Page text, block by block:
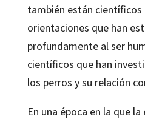
también están
orientaciones que han
profundamente al ser
científicos que han
los perros y su relación
En una época en la que